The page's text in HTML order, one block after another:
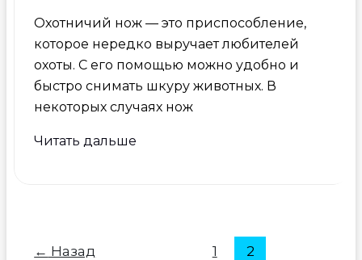
Охотничий нож — это приспособление,
которое нередко выручает любителей
охоты. С его помощью можно удобно и
быстро снимать шкуру животных. В
некоторых случаях нож
Охотничьи
Читать дальше
← Назад 1 2